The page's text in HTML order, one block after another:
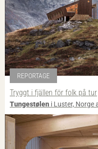
REPORTAGE
Tryggt i fjällen för folk på tur
Tungestølen i Luster, Norge